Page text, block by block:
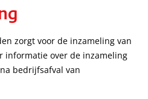
zorgt voor de inzameling van
informatie over de inzameling
bedrijfsafval van